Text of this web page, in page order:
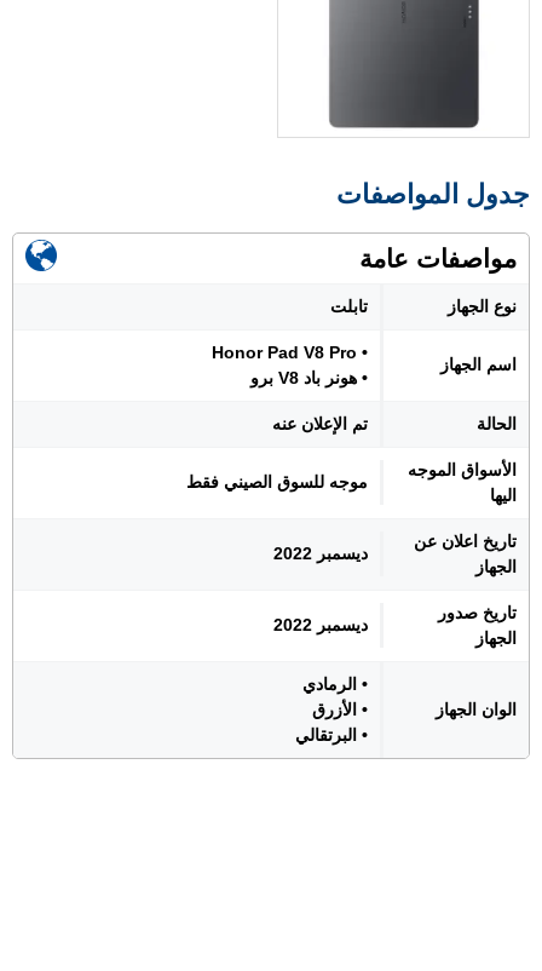
جدول المواصفات
مواصفات عامة
نوع الجهاز تابلت
اسم الجهاز
• Honor Pad V8 Pro
• هونر باد V8 برو
الحالة تم الإعلان عنه
الأسواق الموجه
اليها
موجه للسوق الصيني فقط
تاريخ اعلان عن
الجهاز
ديسمبر 2022
تاريخ صدور
الجهاز
ديسمبر 2022
الوان الجهاز
• الرمادي
• الأزرق
• البرتقالي